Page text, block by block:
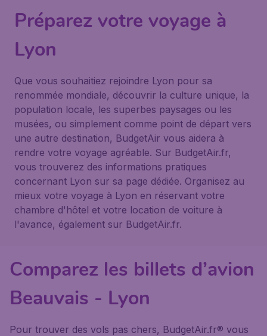
Préparez votre voyage à
Lyon
Que vous souhaitiez rejoindre Lyon pour sa
renommée mondiale, découvrir la culture unique, la
population locale, les superbes paysages ou les
musées, ou simplement comme point de départ vers
une autre destination, BudgetAir vous aidera à
rendre votre voyage agréable. Sur BudgetAir.fr,
vous trouverez des informations pratiques
concernant Lyon sur sa page dédiée. Organisez au
mieux votre voyage à Lyon en réservant votre
chambre d'hôtel et votre location de voiture à
l'avance, également sur BudgetAir.fr.
Comparez les billets d’avion
Beauvais - Lyon
Pour trouver des vols pas chers, BudgetAir.fr® vous